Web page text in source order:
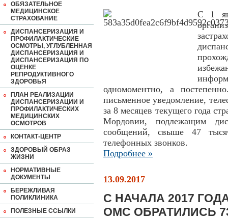
ОБЯЗАТЕЛЬНОЕ
МЕДИЦИНСКОЕ
СТРАХОВАНИЕ
ДИСПАНСЕРИЗАЦИЯ И
ПРОФИЛАКТИЧЕСКИЕ
ОСМОТРЫ, УГЛУБЛЕННАЯ
ДИСПАНСЕРИЗАЦИЯ И
ДИСПАНСЕРИЗАЦИЯ ПО
ОЦЕНКЕ
РЕПРОДУКТИВНОГО
ЗДОРОВЬЯ
ПЛАН РЕАЛИЗАЦИИ
ДИСПАНСЕРИЗАЦИИ И
ПРОФИЛАКТИЧЕСКИХ
МЕДИЦИНСКИХ
ОСМОТРОВ
КОНТАКТ-ЦЕНТР
ЗДОРОВЫЙ ОБРАЗ
ЖИЗНИ
НОРМАТИВНЫЕ
ДОКУМЕНТЫ
БЕРЕЖЛИВАЯ
ПОЛИКЛИНИКА
ПОЛЕЗНЫЕ ССЫЛКИ
С 1
одномоментно, а
письменное уведомление,
за 8 месяцев текущего года
Мордовии, подлежащим
сообщений, свыше 47
телефонных звонков.
Подробнее »
13.09.2017
С НАЧАЛА 2017
ОМС ОБРАТИЛИСЬ